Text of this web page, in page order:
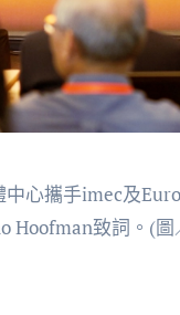
心攜手imec及
Hoofman致詞。(